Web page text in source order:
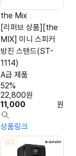
the Mix
[리퍼브 상품][the
MIX] 미니 스피커
방진 스탠드(ST-
1114)
A급 제품
11,000 원
22,800원
52%
상품링크